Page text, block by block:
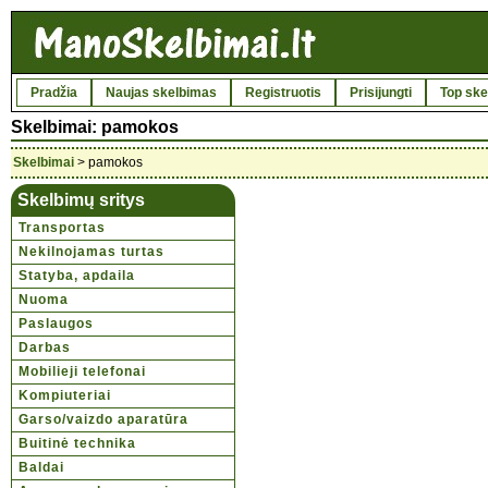
Pradžia Naujas skelbimas Registruotis Prisijungti Top
Skelbimai: pamokos
Skelbimai > pamokos
Skelbimų sritys
Transportas
Nekilnojamas turtas
Statyba, apdaila
Nuoma
Paslaugos
Darbas
Mobilieji telefonai
Kompiuteriai
Garso/vaizdo aparatūra
Buitinė technika
Baldai